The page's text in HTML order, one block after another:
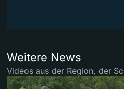
Weitere News
Videos aus der Region, der